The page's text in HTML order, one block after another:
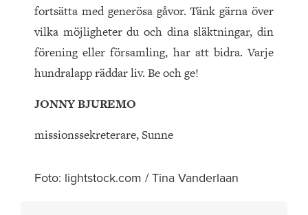
fortsätta med generösa gåvor. Tänk gärna över
vilka möjligheter du och dina släktningar, din
förening eller församling, har att bidra. Varje
hundralapp räddar liv. Be och ge!
JONNY BJUREMO
missionssekreterare, Sunne
Foto: lightstock.com / Tina Vanderlaan